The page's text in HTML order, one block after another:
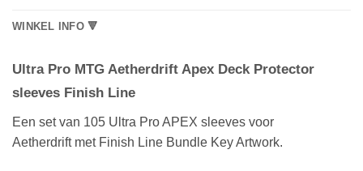
WINKEL INFO 🔻
Ultra Pro MTG Aetherdrift Apex Deck Protector
sleeves Finish Line
Een set van 105 Ultra Pro APEX sleeves voor
Aetherdrift met Finish Line Bundle Key Artwork.